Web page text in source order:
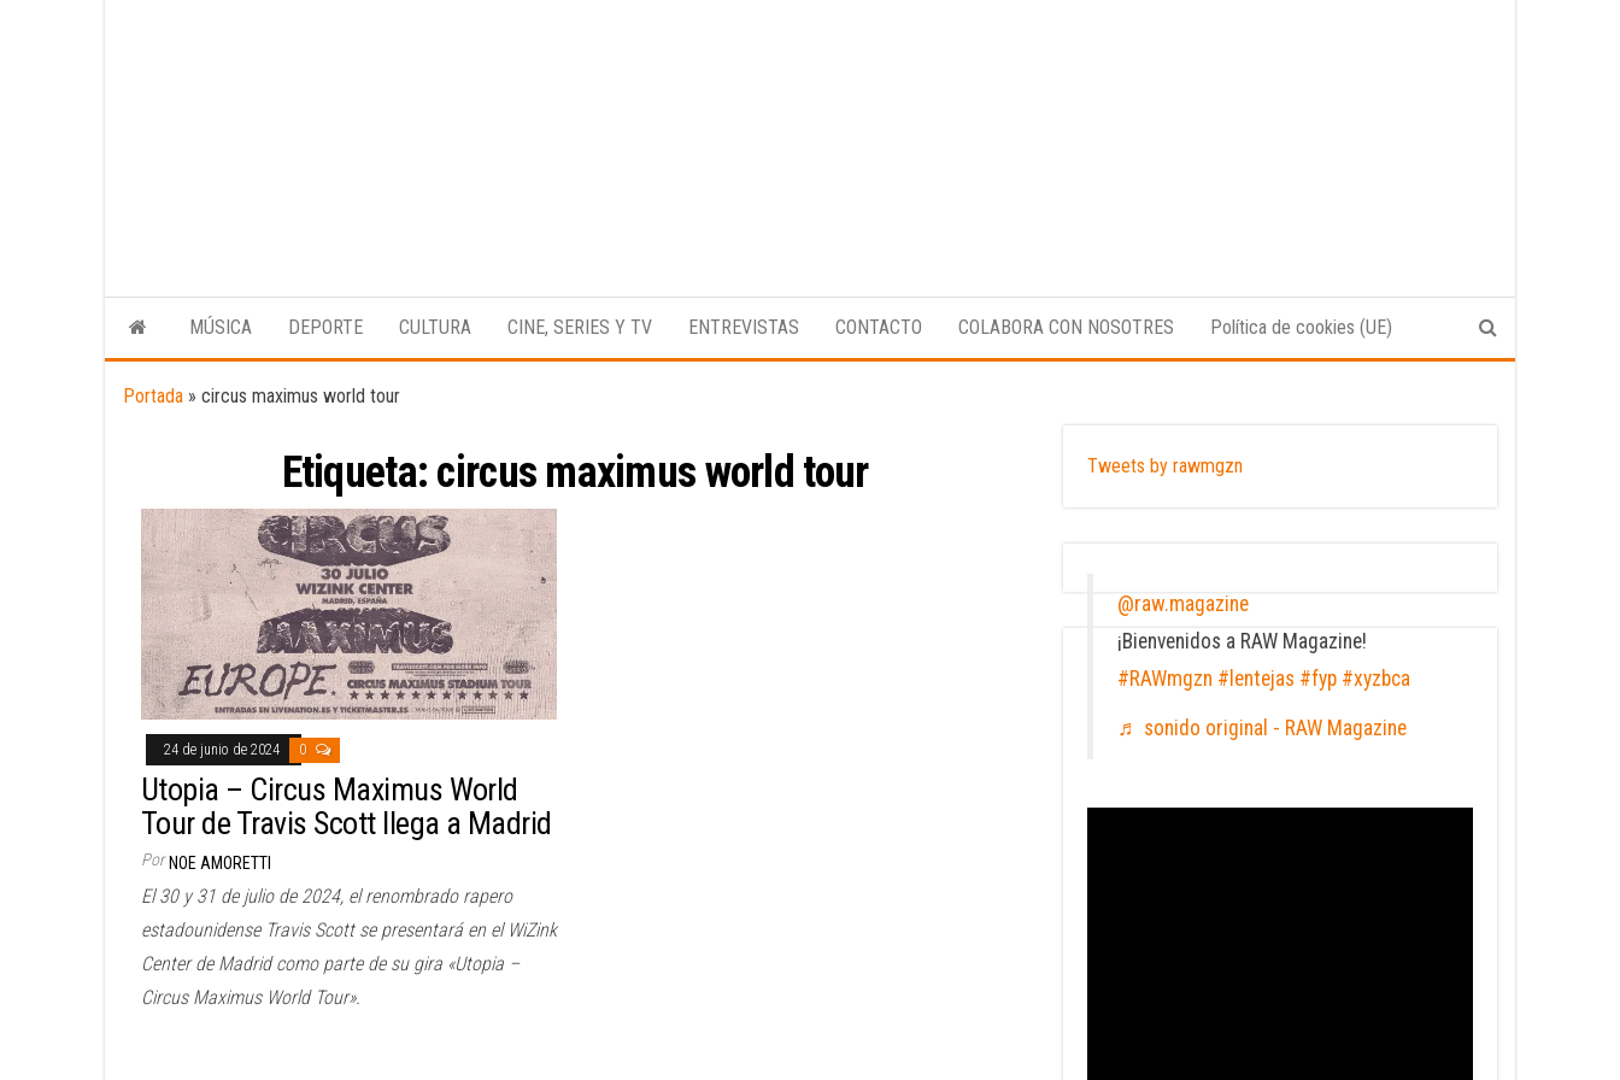
Magazine
digital
enfocado
cultura,
MÚSICA DEPORTE CULTURA CINE, SERIES Y TV ENTREVISTAS CONTACTO COLABORA CON NOSOTRES Política de cookies (UE)
Portada » circus maximus world tour
Etiqueta: circus maximus world tour
24 de junio de 2024 0
Utopia – Circus Maximus World
Tour de Travis Scott llega a Madrid
Por NOE AMORETTI
El 30 y 31 de julio de 2024, el renombrado rapero
estadounidense Travis Scott se presentará en el WiZink
Center de Madrid como parte de su gira «Utopia –
Circus Maximus World Tour».
Tweets by rawmgzn
@raw.magazine
¡Bienvenidos a RAW Magazine!
#RAWmgzn #lentejas #fyp #xyzbca
♬ sonido original - RAW Magazine